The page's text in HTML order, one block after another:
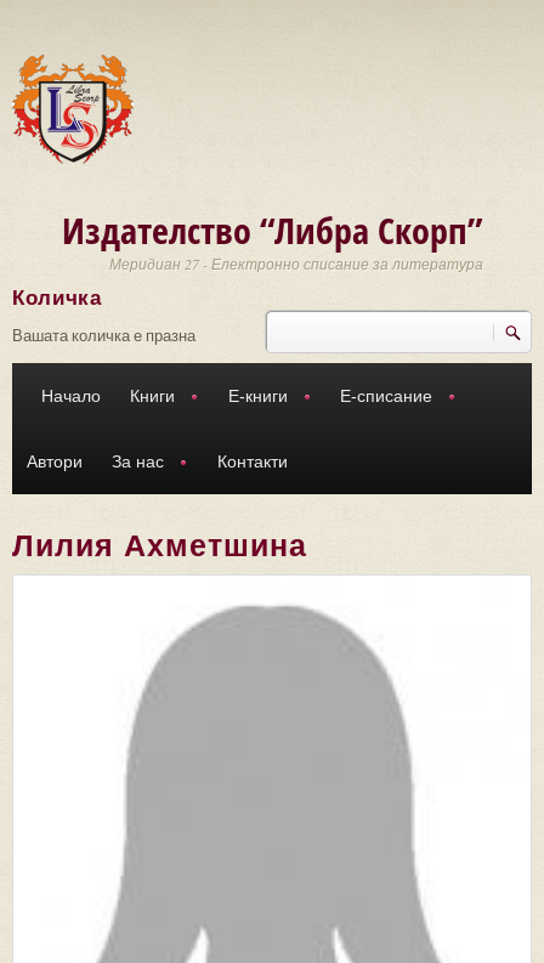
Издателство “Либра Скорп”
Меридиан 27 - Електронно списание за литература
Търси
Количка
Вашата количка е празна
Начало Книги Е-книги Е-списание
Автори За нас Контакти
Лилия Ахметшина